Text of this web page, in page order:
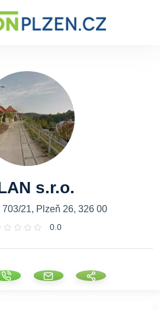
s.r.o.
21, Plzeň 26, 326 00
0.0